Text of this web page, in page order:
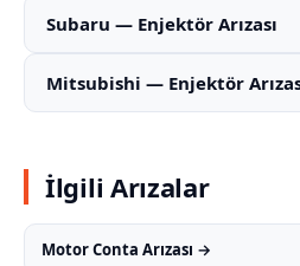
Subaru — Enjektör Arızası
Mitsubishi — Enjektör
İlgili Arızalar
Motor Conta Arızası →